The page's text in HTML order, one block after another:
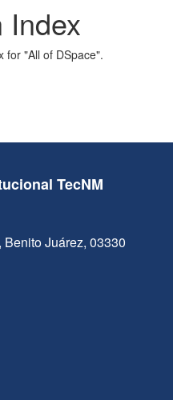
Index
for "All of DSpace".
TecNM
Juárez, 03330